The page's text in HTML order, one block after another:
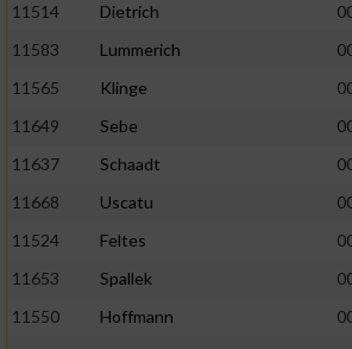
11514
Dietrich
11583
Lummerich
11565
Klinge
11649
Sebe
11637
Schaadt
11668
Uscatu
11524
Feltes
11653
Spallek
11550
Hoffmann